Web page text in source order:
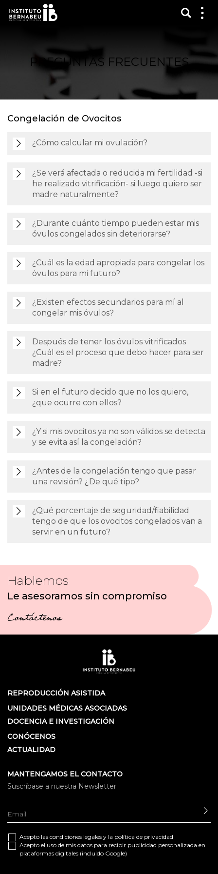
PREGUNTAS FRECUENTES
Congelación de Ovocitos
¿Cómo calcular mi ovulación?
¿Se verá afectada o reducida mi fertilidad -si
he realizado vitrificación- si luego quiero ser
madre naturalmente?
¿Durante cuánto tiempo pueden estar mis
óvulos congelados sin deteriorarse?
¿Cuál es la edad apropiada para congelar los
óvulos para mi futuro?
¿Existen efectos secundarios para mí al
congelar mis óvulos?
Después de tener los óvulos vitrificados
¿Cuál es el proceso que debo hacer para ser
madre?
Si en el futuro decido que no los quiero,
¿que ocurre con ellos?
¿Y si mis ovocitos ya no son válidos se detecta
y se evita así la congelación?
¿Antes de la congelación tengo que pasar
una revisión? ¿De qué tipo?
¿Qué porcentaje de seguridad/fiabilidad
tengo de que los ovocitos congelados van a
servir en un futuro?
Hablemos
Le asesoramos sin compromiso
Contáctenos
REPRODUCCIÓN ASISTIDA
UNIDADES MÉDICAS ASOCIADAS
DOCENCIA E INVESTIGACIÓN
CONÓCENOS
ACTUALIDAD
MANTENGAMOS EL CONTACTO
Suscríbase a nuestra Newsletter
Acepto las condiciones legales y la política de privacidad
Acepto el uso de mis datos para recibir publicidad personalizada en
plataformas digitales (incluido Google)